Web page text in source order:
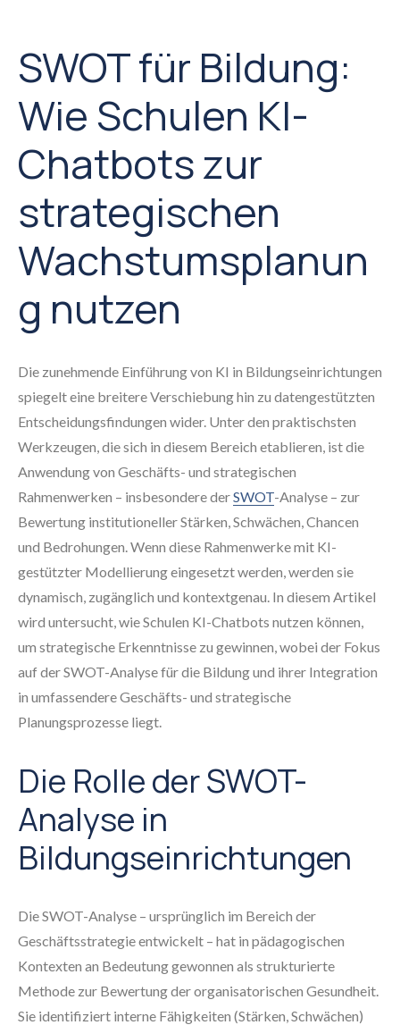
SWOT für Bildung:
Wie Schulen KI-
Chatbots zur
strategischen
Wachstumsplanun
g nutzen
Die zunehmende Einführung von KI in Bildungseinrichtungen
spiegelt eine breitere Verschiebung hin zu datengestützten
Entscheidungsfindungen wider. Unter den praktischsten
Werkzeugen, die sich in diesem Bereich etablieren, ist die
Anwendung von Geschäfts- und strategischen
Rahmenwerken – insbesondere derSWOT-Analyse – zur
Bewertung institutioneller Stärken, Schwächen, Chancen
und Bedrohungen. Wenn diese Rahmenwerke mit KI-
gestützter Modellierung eingesetzt werden, werden sie
dynamisch, zugänglich und kontextgenau. In diesem Artikel
wird untersucht, wie Schulen KI-Chatbots nutzen können,
um strategische Erkenntnisse zu gewinnen, wobei der Fokus
auf der SWOT-Analyse für die Bildung und ihrer Integration
in umfassendere Geschäfts- und strategische
Planungsprozesse liegt.
Die Rolle der SWOT-
Analyse in
Bildungseinrichtungen
Die SWOT-Analyse – ursprünglich im Bereich der
Geschäftsstrategie entwickelt – hat in pädagogischen
Kontexten an Bedeutung gewonnen als strukturierte
Methode zur Bewertung der organisatorischen Gesundheit.
Sie identifiziert interne Fähigkeiten (Stärken, Schwächen)